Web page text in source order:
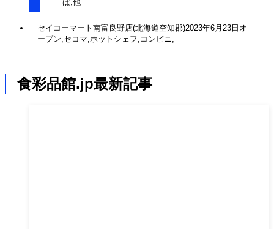
ば,他
セイコーマート南富良野店(北海道空知郡)2023年6月23日オ
ープン,セコマ,ホットシェフ,コンビニ,
食彩品館.jp最新記事